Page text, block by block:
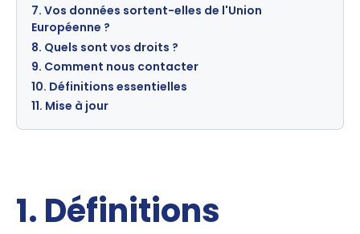
7. Vos données sortent-elles de l'Union
Européenne ?
8. Quels sont vos droits ?
9. Comment nous contacter
10. Définitions essentielles
11. Mise à jour
1. Définitions